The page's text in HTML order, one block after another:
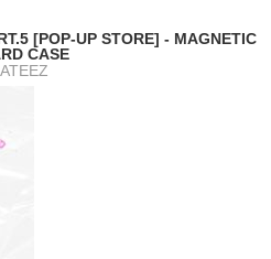
[POP-UP STORE] - MAGNETIC
CASE
ATEEZ